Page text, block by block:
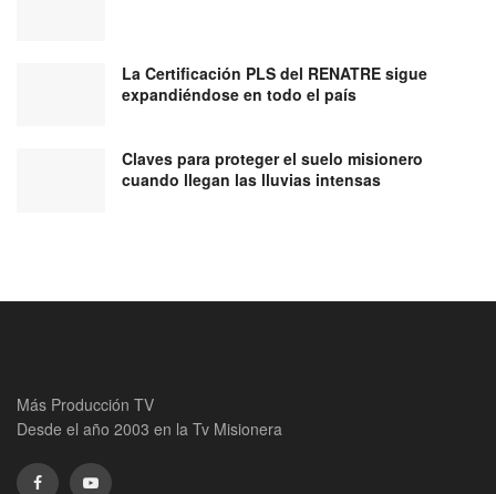
La Certificación PLS del RENATRE sigue
expandiéndose en todo el país
Claves para proteger el suelo misionero
cuando llegan las lluvias intensas
Más Producción TV
Desde el año 2003 en la Tv Misionera